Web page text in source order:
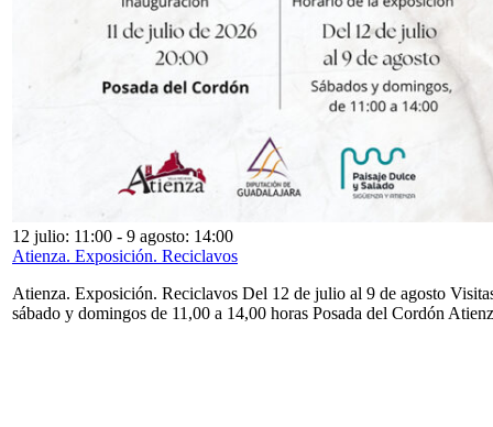
12 julio: 11:00 - 9 agosto: 14:00
Atienza. Exposición. Reciclavos
Atienza. Exposición. Reciclavos Del 12 de julio al 9 de agosto
sábado y domingos de 11,00 a 14,00 horas Posada del Cordón